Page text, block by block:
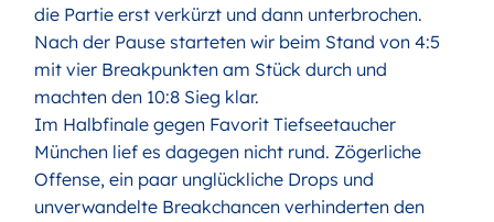
die Partie erst verkürzt und dann unterbrochen.
Nach der Pause starteten wir beim Stand von 4:5
mit vier Breakpunkten am Stück durch und
machten den 10:8 Sieg klar.
Im Halbfinale gegen Favorit Tiefseetaucher
München lief es dagegen nicht rund. Zögerliche
Offense, ein paar unglückliche Drops und
unverwandelte Breakchancen verhinderten den